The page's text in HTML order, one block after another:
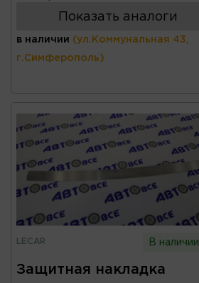
Показать аналоги
в наличии (ул.Коммунальная 43,
г.Симферополь)
LECAR В наличии
Защитная накладка